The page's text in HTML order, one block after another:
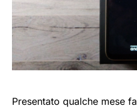
Presentato qualche mese